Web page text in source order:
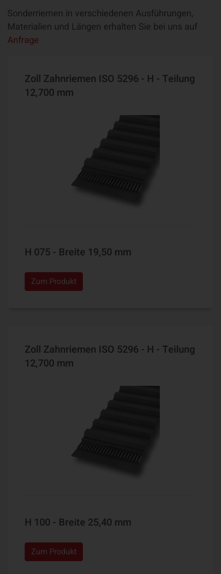
Sonderriemen in verschiedenen Ausführungen,
Materialien und Längen erhalten Sie bei uns auf
Anfrage
Zoll Zahnriemen ISO 5296 - H - Teilung
12,700 mm
H 075 - Breite 19,50 mm
Zum Produkt
Zoll Zahnriemen ISO 5296 - H - Teilung
12,700 mm
H 100 - Breite 25,40 mm
Zum Produkt